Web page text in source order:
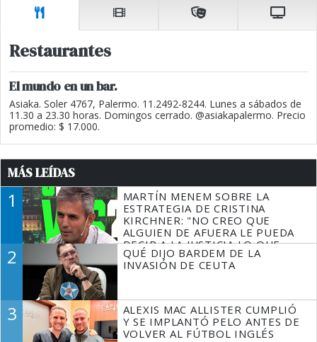
Restaurantes
El mundo en un bar.
Asiaka. Soler 4767, Palermo. 11.2492-8244. Lunes a sábados de
11.30 a 23.30 horas. Domingos cerrado. @asiakapalermo. Precio
promedio: $ 17.000.
MÁS LEÍDAS
1
MARTÍN MENEM SOBRE LA
ESTRATEGIA DE CRISTINA
KIRCHNER: "NO CREO QUE
ALGUIEN DE AFUERA LE PUEDA
DECIR A LA JUSTICIA LO QUE
TIENE QUE HACER"
2
QUÉ DIJO BARDEM DE LA
INVASIÓN DE CEUTA
3
ALEXIS MAC ALLISTER CUMPLIÓ
Y SE IMPLANTÓ PELO ANTES DE
VOLVER AL FÚTBOL INGLÉS